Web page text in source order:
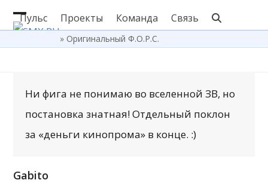
Skip
to
content
Пульс Проекты Команда Связь
Open
Close
» Оригинальный Ф.О.Р.С.
Ни фига не понимаю во вселенной ЗВ, но
постановка знатная! Отдельный поклон
за «деньги кинопрома» в конце. :)
Gabito